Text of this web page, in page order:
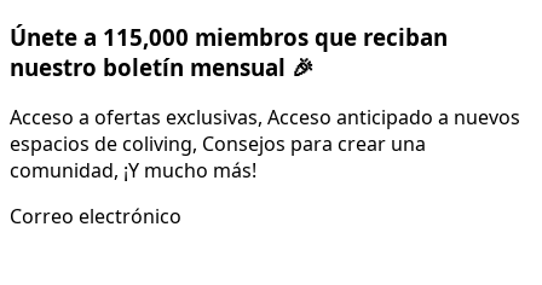
Únete a 115,000 miembros que reciban
nuestro boletín mensual 🎉
Acceso a ofertas exclusivas, Acceso anticipado a nuevos
espacios de coliving, Consejos para crear una
comunidad, ¡Y mucho más!
Correo electrónico